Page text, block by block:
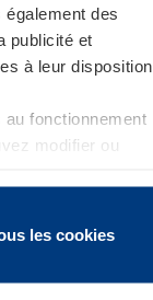
des
publicité et
à leur disposition
fonctionnement
modifier ou
les cookies